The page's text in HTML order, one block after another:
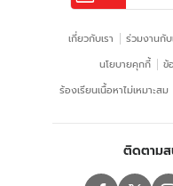
เกี่ยวกับเรา ร่วมงานกับ
นโยบายคุกกี้
ข้
ร้องเรียนเนื้อหาไม่เหมาะสม
ติดตามส